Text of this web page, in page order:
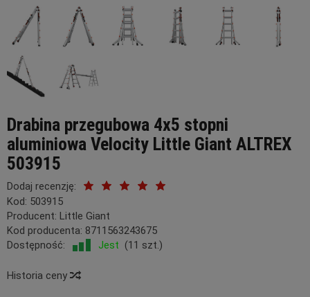
Drabina przegubowa 4x5 stopni
aluminiowa Velocity Little Giant ALTREX
503915
Dodaj recenzję:
Kod: 503915
Producent: Little Giant
Kod producenta: 8711563243675
Dostępność:
Jest (11 szt.)
Historia ceny